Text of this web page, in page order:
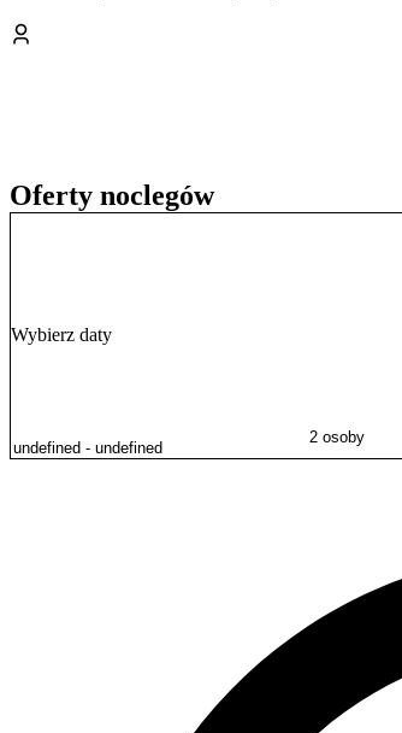
regionu.
Oferty noclegów
Wybierz daty
2 osoby